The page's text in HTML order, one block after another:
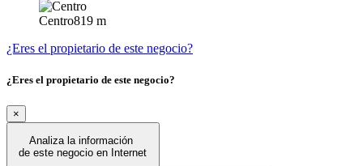
Centro819 m
¿Eres el propietario de este negocio?
¿Eres el propietario de este negocio?
×
Analiza la información
de este negocio en Internet